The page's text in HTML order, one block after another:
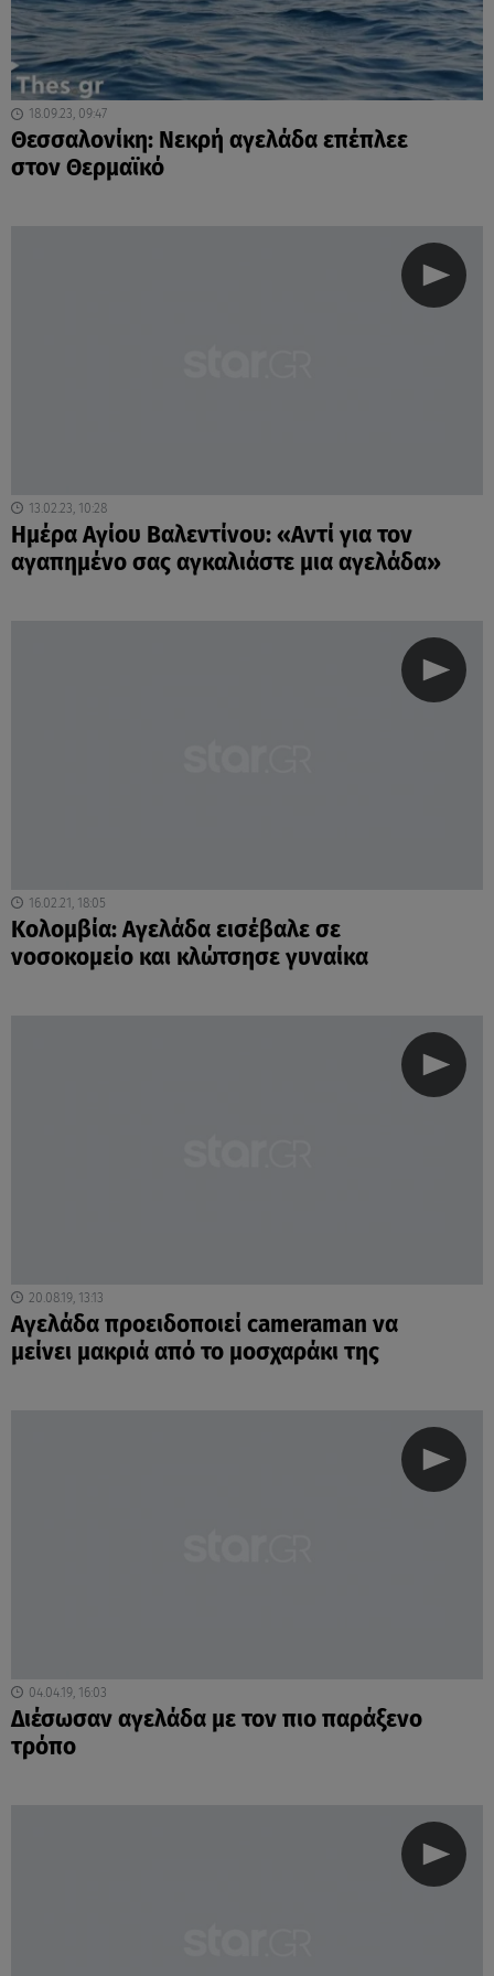
18.09.23, 09:47
Θεσσαλονίκη: Νεκρή αγελάδα επέπλεε
στον Θερμαϊκό
13.02.23, 10:28
Ημέρα Αγίου Βαλεντίνου: «Αντί για τον
αγαπημένο σας αγκαλιάστε μια αγελάδα»
16.02.21, 18:05
Κολομβία: Αγελάδα εισέβαλε σε
νοσοκομείο και κλώτσησε γυναίκα
20.08.19, 13:13
Αγελάδα προειδοποιεί cameraman να
μείνει μακριά από το μοσχαράκι της
04.04.19, 16:03
Διέσωσαν αγελάδα με τον πιο παράξενο
τρόπο